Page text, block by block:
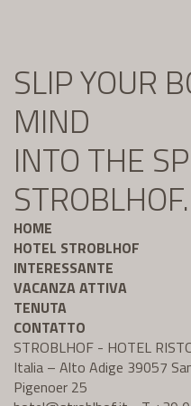
SLIP YOUR
MIND
INTO THE
STROBLHOF.
HOME
HOTEL STROBLHOF
INTERESSANTE
VACANZA ATTIVA
TENUTA
CONTATTO
STROBLHOF - HOTEL
Italia – Alto Adige 39057
Pigenoer 25